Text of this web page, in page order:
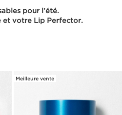
pour l'été.
et votre Lip Perfector.
Meilleure vente